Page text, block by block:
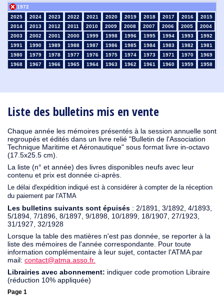
Liste des bulletins mis en vente
Chaque année les mémoires présentés à la session annuelle sont
regroupés et édités dans un livre relié "Bulletin de l'Association
Technique Maritime et Aéronautique" sous format livre in-octavo
(17.5x25.5 cm).
La liste (n° et année) des livres disponibles neufs avec leur
contenu et prix est donnée ci-après.
Le délai d'expédition indiqué est à considérer à compter de la réception
du paiement par l'ATMA
Les bulletins suivants sont épuisés : 2/1891, 3/1892, 4/1893,
5/1894, 7/1896, 8/1897, 9/1898, 10/1899, 18/1907, 27/1923,
31/1927, 32/1928
Lorsque la table des matières n'est pas donnée, se reporter à la
liste des mémoires de l'année correspondante. Pour toute
information complémentaire à leur sujet, contacter l'ATMA par
mail: contact@atma.asso.fr.
Librairies avec abonnement: indiquer code promotion Libraire
(réduction 10% appliquée)
Page 1
2025 2024 2023 2022 2021 2020 2019 2018 2017 2016
2015
2014
2013 2012 2011 2010 2009 2008 2007 2006 2005
2004
2003
2002 2001 2000 1999 1998 1996 1995 1994 1993
1992
1991
1990 1989 1988 1987 1986 1985 1984 1983 1982
1981
1980
1979 1978 1977 1976 1975 1974 1973
1972
1971 1970
1969
1968
1967 1966 1965 1964 1963 1962 1961 1960 1959
1958
1930
1929 1926 1925 1924 1915 1914 1913 1912 1911
1910